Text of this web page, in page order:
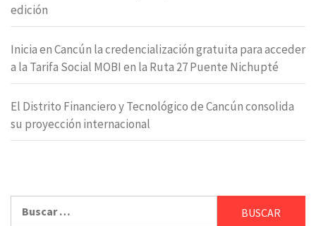
edición
Inicia en Cancún la credencialización gratuita para acceder
a la Tarifa Social MOBI en la Ruta 27 Puente Nichupté
El Distrito Financiero y Tecnológico de Cancún consolida
su proyección internacional